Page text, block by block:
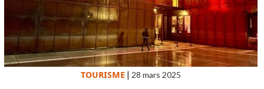
TOURISME| 28 mars 2025